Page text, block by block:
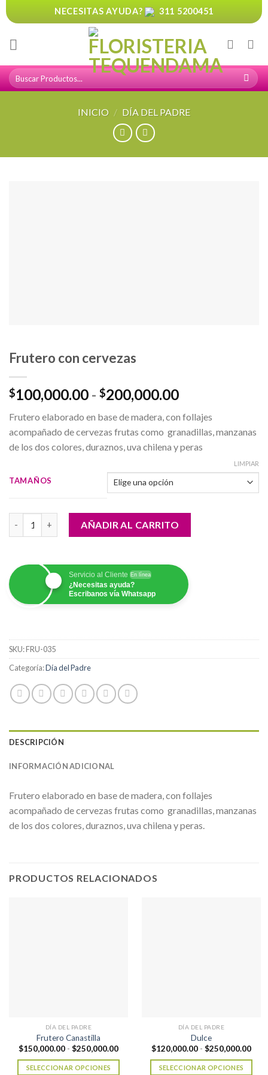
to
content
NECESITAS AYUDA? 311 5200451
Buscar
por:
INICIO / DÍA DEL PADRE
Frutero con cervezas
$100,000.00 - $200,000.00Rango
precios:
desde
$100,000.00
$200,000.00
Frutero elaborado en base de madera, con follajes
acompañado de cervezas frutas como granadillas, manzanas
de los dos colores, duraznos, uva chilena y peras
TAMAÑOS
LIMPIAR
Frutero con cervezas cantidadAÑADIR AL CARRITO
Servicio al Cliente En línea
¿Necesitas ayuda?
Escribanos vía Whatsapp
SKU:FRU-035
Categoría:Día del Padre
DESCRIPCIÓN
INFORMACIÓN ADICIONAL
Frutero elaborado en base de madera, con follajes
acompañado de cervezas frutas como granadillas, manzanas
de los dos colores, duraznos, uva chilena y peras.
PRODUCTOS RELACIONADOS
DÍA DEL PADRE
Frutero Canastilla
$150,000.00 - $250,000.00Rango
precios:
SELECCIONAR OPCIONES
DÍA DEL PADRE
Dulce
$120,000.00 - $250,000.00
SELECCIONAR OPCIONES